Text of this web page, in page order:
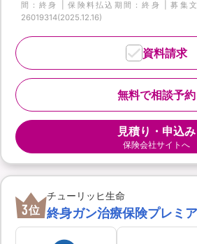
間：終身 | 保険料払込期間：終身 | 募集
26019314(2025.12.16)
無料で相談予約
資料請求
見積り・申込み
保険会社サイトへ
3位
チューリッヒ生命
終身ガン治療保険プレミ